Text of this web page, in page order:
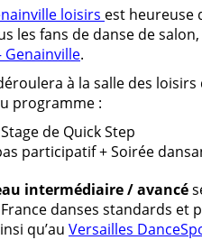
loisirs est heureuse
les fans de danse de
Genainville.
à la salle des
programme :
de Quick Step
participatif + Soirée
intermédiaire / avancé
danses standards et
qu’au Versailles